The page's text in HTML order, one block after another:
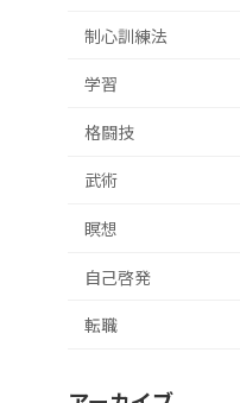
制心訓練法
学習
格闘技
武術
瞑想
自己啓発
転職